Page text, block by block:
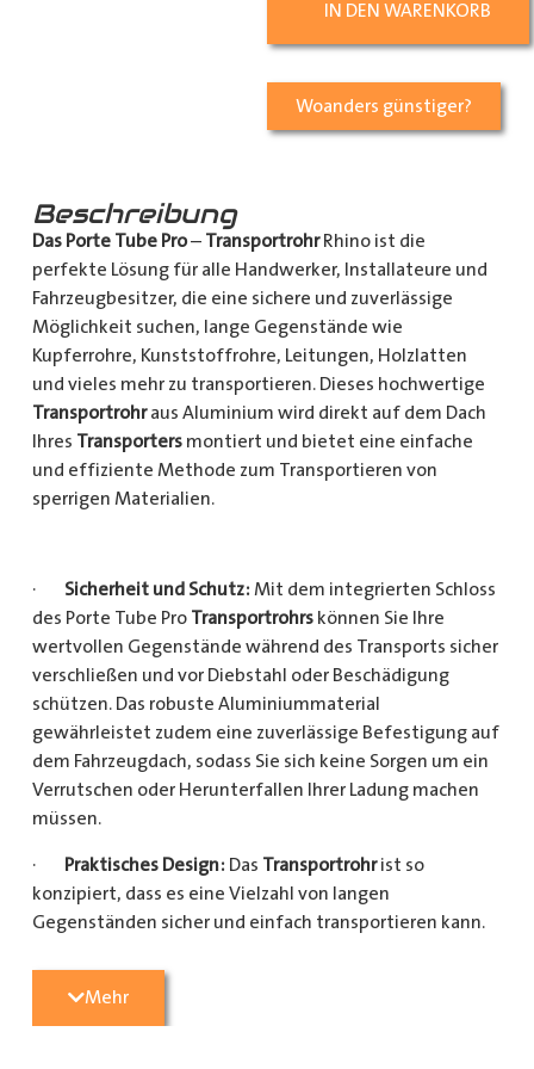
IN DEN WARENKORB
Woanders günstiger?
Beschreibung
Das Porte Tube Pro– TransportrohrRhino ist die
perfekte Lösung für alle Handwerker, Installateure und
Fahrzeugbesitzer, die eine sichere und zuverlässige
Möglichkeit suchen, lange Gegenstände wie
Kupferrohre, Kunststoffrohre, Leitungen, Holzlatten
und vieles mehr zu transportieren. Dieses hochwertige
Transportrohraus Aluminium wird direkt auf dem Dach
Ihres Transportersmontiert und bietet eine einfache
und effiziente Methode zum Transportieren von
sperrigen Materialien.
· Sicherheit und Schutz: Mit dem integrierten Schloss
des Porte Tube Pro Transportrohrskönnen Sie Ihre
wertvollen Gegenstände während des Transports sicher
verschließen und vor Diebstahl oder Beschädigung
schützen. Das robuste Aluminiummaterial
gewährleistet zudem eine zuverlässige Befestigung auf
dem Fahrzeugdach, sodass Sie sich keine Sorgen um ein
Verrutschen oder Herunterfallen Ihrer Ladung machen
müssen.
· Praktisches Design: Das Transportrohrist so
konzipiert, dass es eine Vielzahl von langen
Gegenständen sicher und einfach transportieren kann.
Kunststoffrohre für den Sanitärbereich oder Holzlatten
für den Bau benötigen, dieses
Mehr